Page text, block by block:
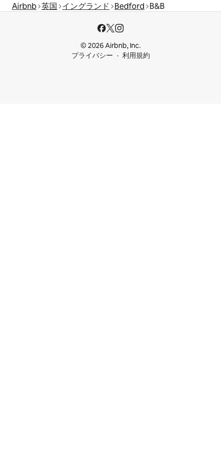
Airbnb 英国 イングランド Bedford B&B
© 2026 Airbnb, Inc.
プライバシー
利用規約